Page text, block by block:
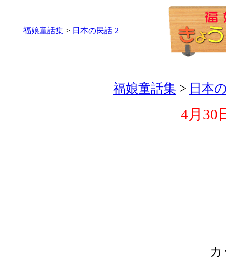
福娘童話集> 日本の民話 2
福娘童話集 > 日本
4月30